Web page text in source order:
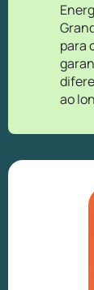
para
ao